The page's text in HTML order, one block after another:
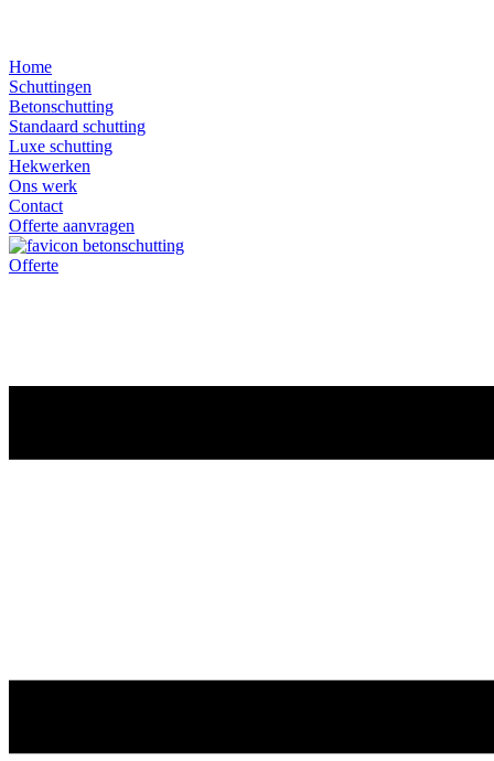
Home
Schuttingen
Betonschutting
Standaard schutting
Luxe schutting
Hekwerken
Ons werk
Contact
Offerte aanvragen
Offerte